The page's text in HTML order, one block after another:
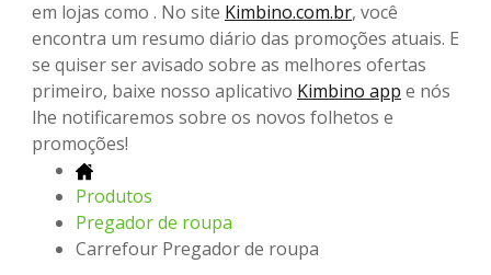
em lojas como . No site Kimbino.com.br, você
encontra um resumo diário das promoções atuais. E
se quiser ser avisado sobre as melhores ofertas
primeiro, baixe nosso aplicativo Kimbino app e nós
lhe notificaremos sobre os novos folhetos e
promoções!
Produtos
Pregador de roupa
Carrefour Pregador de roupa